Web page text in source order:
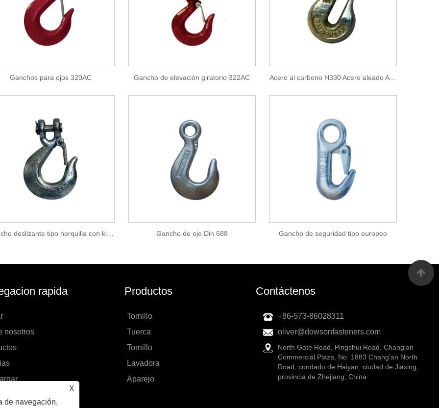
Ganchos para ojos 320AC Gancho de elevación giratorio 322AC
Gancho de ojo Din 688 Gancho de seguridad tipo europeo
X
de navegación,
rapida
nosotros
Productos
Tornillo
Tuerca
Tornillo
Lavadora
Aparejo
Contáctenos
+86-573-86028311
oliver@dowsonfasteners.com
North Gate Road, Pingshui Road, Chang'an
Commercial Plaza, No. 1883 Chang'an North
Road, condado de Haiyan, ciudad de Jiaxing,
provincia de Zhejiang, China